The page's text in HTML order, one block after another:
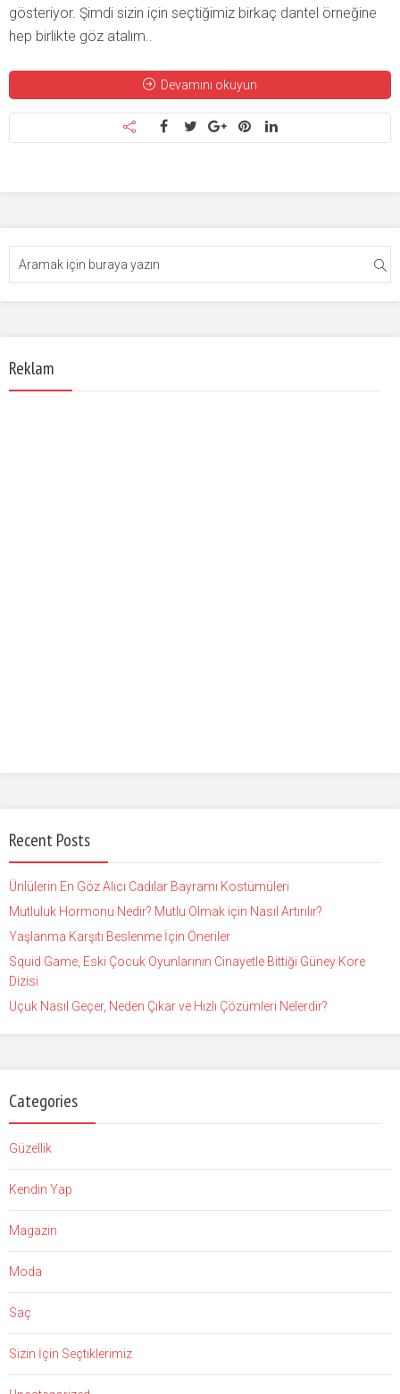
gösteriyor. Şimdi sizin için seçtiğimiz birkaç dantel örneğine
hep birlikte göz atalım..
Devamını okuyun
Reklam
Recent Posts
Ünlülerin En Göz Alıcı Cadılar Bayramı Kostümüleri
Mutluluk Hormonu Nedir? Mutlu Olmak için Nasıl Artırılır?
Yaşlanma Karşıtı Beslenme İçin Öneriler
Squid Game, Eski Çocuk Oyunlarının Cinayetle Bittiği Güney Kore
Dizisi
Uçuk Nasıl Geçer, Neden Çıkar ve Hızlı Çözümleri Nelerdir?
Categories
Güzellik
Kendin Yap
Magazin
Moda
Saç
Sizin İçin Seçtiklerimiz